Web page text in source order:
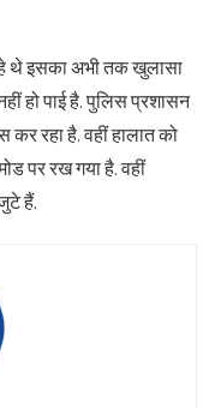
थे इसका अभी तक खुलासा
हो पाई है. पुलिस प्रशासन
कर रहा है. वहीं हालात को
पर रख गया है. वहीं
हैं.